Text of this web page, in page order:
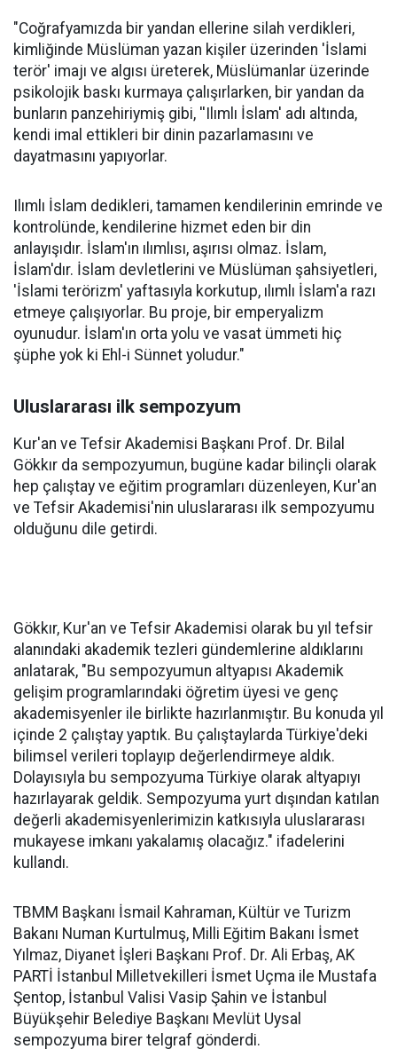
"Coğrafyamızda bir yandan ellerine silah verdikleri,
kimliğinde Müslüman yazan kişiler üzerinden 'İslami
terör' imajı ve algısı üreterek, Müslümanlar üzerinde
psikolojik baskı kurmaya çalışırlarken, bir yandan da
bunların panzehiriymiş gibi, ''Ilımlı İslam' adı altında,
kendi imal ettikleri bir dinin pazarlamasını ve
dayatmasını yapıyorlar.
Ilımlı İslam dedikleri, tamamen kendilerinin emrinde ve
kontrolünde, kendilerine hizmet eden bir din
anlayışıdır. İslam'ın ılımlısı, aşırısı olmaz. İslam,
İslam'dır. İslam devletlerini ve Müslüman şahsiyetleri,
'İslami terörizm' yaftasıyla korkutup, ılımlı İslam'a razı
etmeye çalışıyorlar. Bu proje, bir emperyalizm
oyunudur. İslam'ın orta yolu ve vasat ümmeti hiç
şüphe yok ki Ehl-i Sünnet yoludur."
Uluslararası ilk sempozyum
Kur'an ve Tefsir Akademisi Başkanı Prof. Dr. Bilal
Gökkır da sempozyumun, bugüne kadar bilinçli olarak
hep çalıştay ve eğitim programları düzenleyen, Kur'an
ve Tefsir Akademisi'nin uluslararası ilk sempozyumu
olduğunu dile getirdi.
Gökkır, Kur'an ve Tefsir Akademisi olarak bu yıl tefsir
alanındaki akademik tezleri gündemlerine aldıklarını
anlatarak, "Bu sempozyumun altyapısı Akademik
gelişim programlarındaki öğretim üyesi ve genç
akademisyenler ile birlikte hazırlanmıştır. Bu konuda yıl
içinde 2 çalıştay yaptık. Bu çalıştaylarda Türkiye'deki
bilimsel verileri toplayıp değerlendirmeye aldık.
Dolayısıyla bu sempozyuma Türkiye olarak altyapıyı
hazırlayarak geldik. Sempozyuma yurt dışından katılan
değerli akademisyenlerimizin katkısıyla uluslararası
mukayese imkanı yakalamış olacağız." ifadelerini
kullandı.
TBMM Başkanı İsmail Kahraman, Kültür ve Turizm
Bakanı Numan Kurtulmuş, Milli Eğitim Bakanı İsmet
Yılmaz, Diyanet İşleri Başkanı Prof. Dr. Ali Erbaş, AK
PARTİ İstanbul Milletvekilleri İsmet Uçma ile Mustafa
Şentop, İstanbul Valisi Vasip Şahin ve İstanbul
Büyükşehir Belediye Başkanı Mevlüt Uysal
sempozyuma birer telgraf gönderdi.